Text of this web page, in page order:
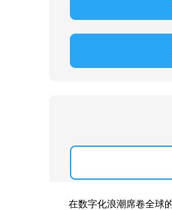
在数字化浪潮席卷全球